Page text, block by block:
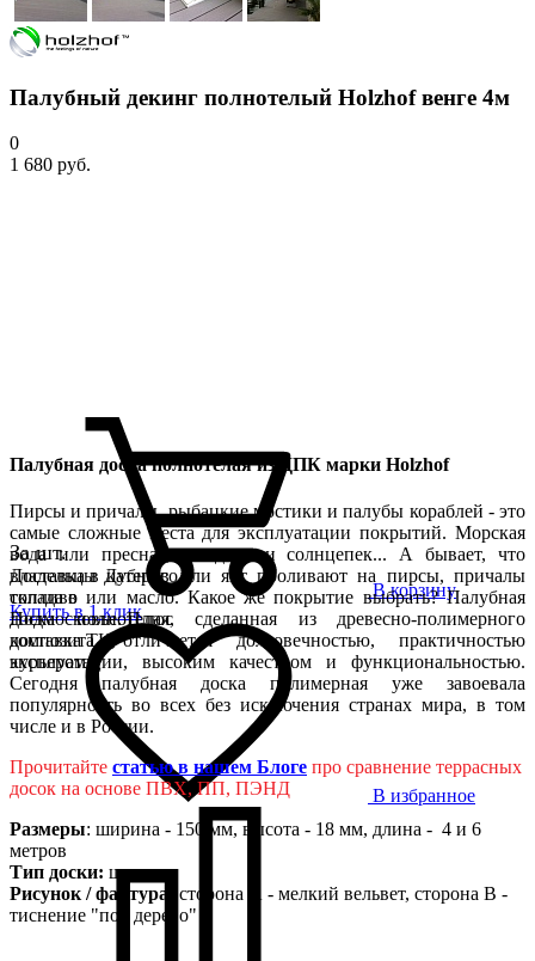
Палубный декинг полнотелый Holzhof венге 4м
0
1 680 руб.
За шт.
Доставка в Дубне со
склада в
Подмосковье. Плюс
доставка ТК,
курьером
В корзину
Купить в 1 клик
В избранное
Палубная доска полнотелая из ДПК марки Holzhof
Пирсы и причалы, рыбацкие мостики и палубы кораблей - это
самые сложные места для эксплуатации покрытий. Морская
вода или пресная, дождь или солнцепек... А бывает, что
владельцы катеров или яхт проливают на пирсы, причалы
топливо или масло. Какое же покрытие выбрать? Палубная
доска полнотелая, сделанная из древесно-полимерного
композита, отличается долговечностью, практичностью
эксплуатации, высоким качеством и функциональностью.
Сегодня палубная доска полимерная уже завоевала
популярность во всех без исключения странах мира, в том
числе и в России.
Прочитайте статью в нашем Блоге про сравнение террасных
досок на основе ПВХ, ПП, ПЭНД
Размеры: ширина - 150 мм, высота - 18 мм, длина - 4 и 6
метров
Тип доски: шовная
Рисунок / фактура:
сторона А - мелкий вельвет, сторона B -
тиснение "под дерево"